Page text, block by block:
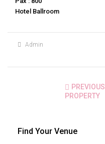
Hotel Ballroom
Admin
PREVIOUS
PROPERTY
Find Your Venue